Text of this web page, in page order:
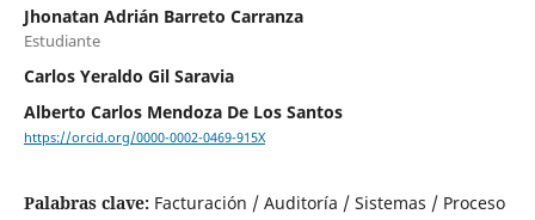
Jhonatan Adrián Barreto Carranza
Estudiante
Carlos Yeraldo Gil Saravia
Alberto Carlos Mendoza De Los Santos
https://orcid.org/0000-0002-0469-915X
Palabras clave: Facturación / Auditoría / Sistemas / Proceso